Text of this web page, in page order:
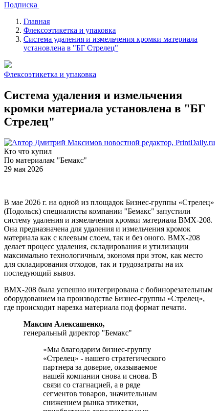
Подписка
Главная
Флексоэтикетка и упаковка
Система удаления и измельчения кромки материала
установлена в "БГ Стрелец"
Флексоэтикетка и упаковка
Система удаления и измельчения
кромки материала установлена в "БГ
Стрелец"
Дмитрий Максимов новостной редактор, PrintDaily.ru
Кто что купил
По материалам "Бемакс"
29 мая 2026
В мае 2026 г. на одной из площадок Бизнес-группы «Стрелец»
(Подольск) специалисты компании "Бемакс" запустили
систему удаления и измельчения кромки материала BMX-208.
Она предназначена для удаления и измельчения кромок
материала как с клеевым слоем, так и без оного. BMX-208
делает процесс удаления, складирования и утилизации
максимально технологичным, экономя при этом, как место
для складирования отходов, так и трудозатраты на их
последующий вывоз.
BMX-208 была успешно интегрирована с бобинорезательным
оборудованием на производстве Бизнес-группы «Стрелец»,
где происходит нарезка материала под формат печати.
Максим Алексашенко,
генеральный директор "Бемакс"
«Мы благодарим бизнес-группу
«Стрелец» - нашего стратегического
партнера за доверие, оказываемое
нашей компании снова и снова. В
связи со стагнацией, а в ряде
сегментов товаров, значительным
снижением рынка этикетки,